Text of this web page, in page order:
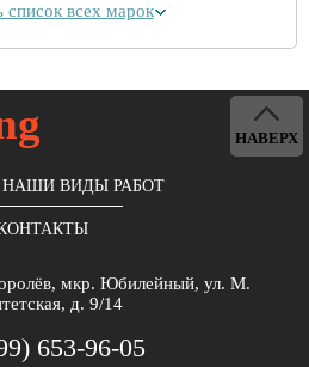
список всех марок
ВИДЫ РАБОТ
мкр. Юбилейный, ул. М.
д. 9/14
653-96-05
НАВЕРХ